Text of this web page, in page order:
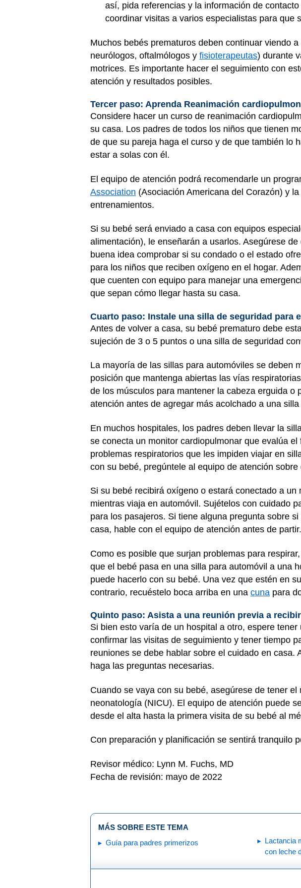
así, pida referencias y la información de
coordinar visitas a varios especialistas para que
Muchos bebés prematuros deben continuar viendo
neurólogos, oftalmólogos y fisioterapeutas) durante
motrices. Es importante hacer el seguimiento con
atención y resultados posibles.
Tercer paso: Aprenda Reanimación
Considere hacer un curso de reanimación
su casa. Los padres de todos los niños que tienen
de que su pareja haga el curso y de que también lo
estar a solas con él.
El equipo de atención podrá recomendarle un
Association (Asociación Americana del Corazón) y la
entrenamientos.
Si su bebé será enviado a casa con equipos
alimentación), le enseñarán a usarlos. Asegúrese
buena idea comprobar si su condado o el estado
para los niños que reciben oxígeno en el hogar.
que cuenten con equipo para manejar una
que sepan cómo llegar hasta su casa.
Cuarto paso: Instale una silla de seguridad para
Antes de volver a casa, su bebé prematuro debe
sujeción de 3 o 5 puntos o una silla de seguridad
La mayoría de las sillas para automóviles se deben
posición que mantenga abiertas las vías
de los músculos para mantener la cabeza erguida
atención antes de agregar más acolchado a una
En muchos hospitales, los padres deben llevar la
se conecta un monitor cardiopulmonar que evalúa
problemas respiratorios que les impiden viajar en
con su bebé, pregúntele al equipo de atención
Si su bebé recibirá oxígeno o estará conectado a
mientras viaja en automóvil. Sujételos con cuidado
para los pasajeros. Si tiene alguna pregunta sobre
casa, hable con el equipo de atención antes de partir.
Como es posible que surjan problemas para
que el bebé pasa en una silla para automóvil a una
puede hacerlo con su bebé. Una vez que estén en
contrario, recuéstelo boca arriba en una cuna para
Quinto paso: Asista a una reunión previa a
Si bien esto varía de un hospital a otro, espere
confirmar las visitas de seguimiento y tener tiempo
reuniones se debe hablar sobre el cuidado en
haga las preguntas necesarias.
Cuando se vaya con su bebé, asegúrese de tener
neonatología (NICU). El equipo de atención puede
desde el alta hasta la primera visita de su bebé al
Con preparación y planificación se sentirá tranquilo
Revisor médico: Lynn M. Fuchs, MD
Fecha de revisión: mayo de 2022
MÁS SOBRE ESTE TEMA
Guía para padres primerizos
Lactancia
con leche